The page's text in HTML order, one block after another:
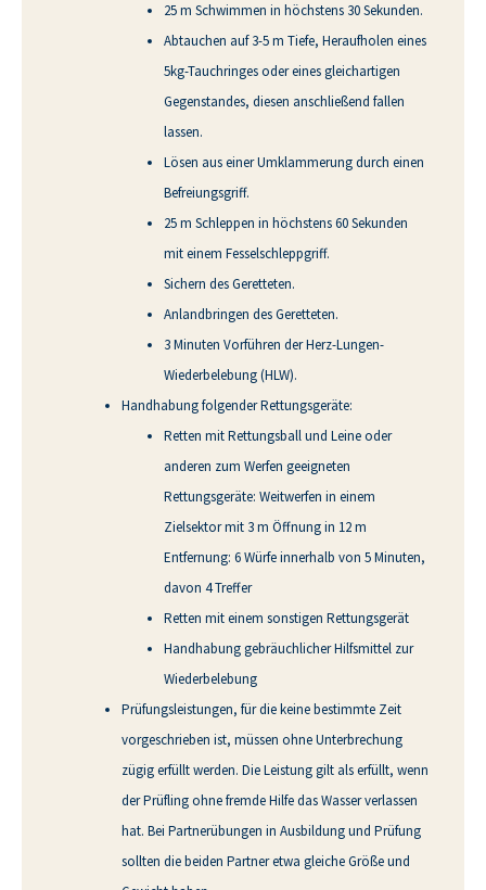
25 m Schwimmen in höchstens 30 Sekunden.
Abtauchen auf 3-5 m Tiefe, Heraufholen eines
5kg-Tauchringes oder eines gleichartigen
Gegenstandes, diesen anschließend fallen
lassen.
Lösen aus einer Umklammerung durch einen
Befreiungsgriff.
25 m Schleppen in höchstens 60 Sekunden
mit einem Fesselschleppgriff.
Sichern des Geretteten.
Anlandbringen des Geretteten.
3 Minuten Vorführen der Herz-Lungen-
Wiederbelebung (HLW).
Handhabung folgender Rettungsgeräte:
Retten mit Rettungsball und Leine oder
anderen zum Werfen geeigneten
Rettungsgeräte: Weitwerfen in einem
Zielsektor mit 3 m Öffnung in 12 m
Entfernung: 6 Würfe innerhalb von 5 Minuten,
davon 4 Treffer
Retten mit einem sonstigen Rettungsgerät
Handhabung gebräuchlicher Hilfsmittel zur
Wiederbelebung
Prüfungsleistungen, für die keine bestimmte Zeit
vorgeschrieben ist, müssen ohne Unterbrechung
zügig erfüllt werden. Die Leistung gilt als erfüllt, wenn
der Prüfling ohne fremde Hilfe das Wasser verlassen
hat. Bei Partnerübungen in Ausbildung und Prüfung
sollten die beiden Partner etwa gleiche Größe und